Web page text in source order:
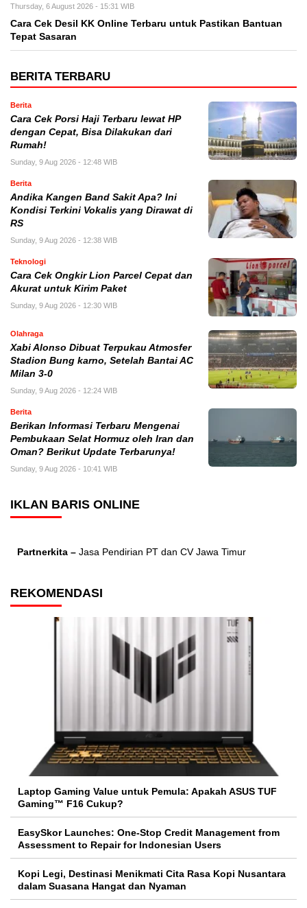
Thursday, 6 August 2026 - 15:31 WIB
Cara Cek Desil KK Online Terbaru untuk Pastikan Bantuan
Tepat Sasaran
BERITA TERBARU
Berita
Cara Cek Porsi Haji Terbaru lewat HP
dengan Cepat, Bisa Dilakukan dari
Rumah!
Sunday, 9 Aug 2026 - 12:48 WIB
Berita
Andika Kangen Band Sakit Apa? Ini
Kondisi Terkini Vokalis yang Dirawat di
RS
Sunday, 9 Aug 2026 - 12:38 WIB
Teknologi
Cara Cek Ongkir Lion Parcel Cepat dan
Akurat untuk Kirim Paket
Sunday, 9 Aug 2026 - 12:30 WIB
Olahraga
Xabi Alonso Dibuat Terpukau Atmosfer
Stadion Bung karno, Setelah Bantai AC
Milan 3-0
Sunday, 9 Aug 2026 - 12:24 WIB
Berita
Berikan Informasi Terbaru Mengenai
Pembukaan Selat Hormuz oleh Iran dan
Oman? Berikut Update Terbarunya!
Sunday, 9 Aug 2026 - 10:41 WIB
IKLAN BARIS ONLINE
Partnerkita – Jasa Pendirian PT dan CV Jawa Timur
REKOMENDASI
Laptop Gaming Value untuk Pemula: Apakah ASUS TUF
Gaming™ F16 Cukup?
EasySkor Launches: One-Stop Credit Management from
Assessment to Repair for Indonesian Users
Kopi Legi, Destinasi Menikmati Cita Rasa Kopi Nusantara
dalam Suasana Hangat dan Nyaman